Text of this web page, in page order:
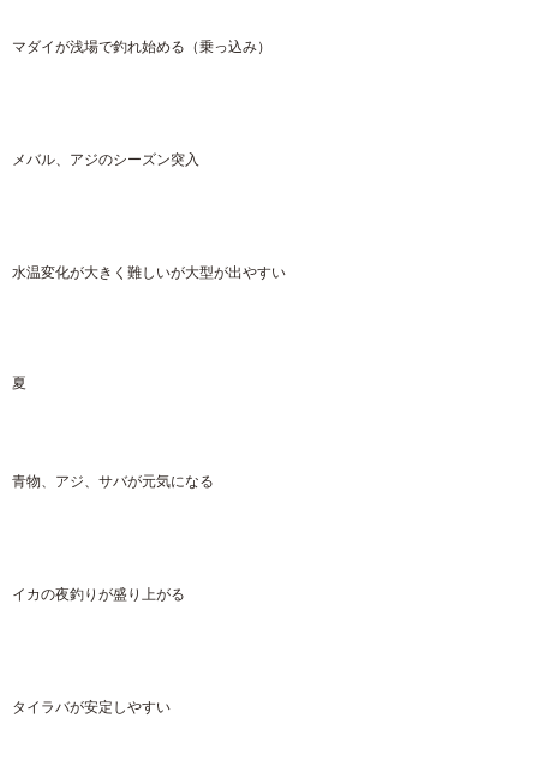
マダイが浅場で釣れ始める（乗っ込み）
メバル、アジのシーズン突入
水温変化が大きく難しいが大型が出やすい
夏
青物、アジ、サバが元気になる
イカの夜釣りが盛り上がる
タイラバが安定しやすい